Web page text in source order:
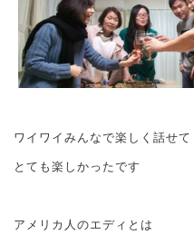
ワイワイみんなで楽しく話せて
とても楽しかったです
アメリカ人のエディとは